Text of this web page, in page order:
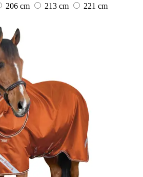
206 cm 213 cm
221 cm